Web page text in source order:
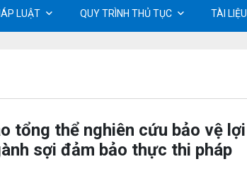
LUẬT QUY TRÌNH THỦ TỤC TÀI LIỆU
tổng thể nghiên cứu bảo vệ lợi
sợi đảm bảo thực thi pháp